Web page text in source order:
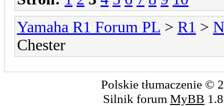
Yamaha R1 Forum PL > R1 >
Chester
Polskie tłumaczenie ©
Silnik forum MyBB